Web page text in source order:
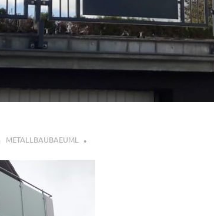
METALLBAUBAEUML